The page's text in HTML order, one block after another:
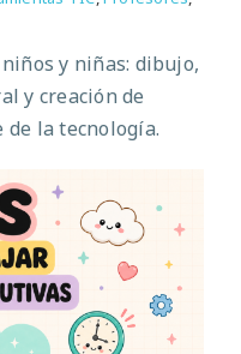
y niñas: dibujo,
y creación de
la tecnología.